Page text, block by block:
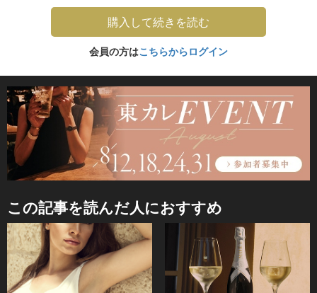
購入して続きを読む
会員の方はこちらからログイン
この記事を読んだ人におすすめ